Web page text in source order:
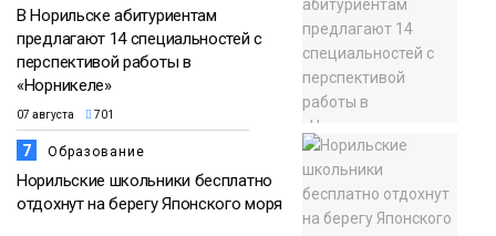
В Норильске абитуриентам
предлагают 14 специальностей с
перспективой работы в
«Норникеле»
07 августа 701
7 Образование
Норильские школьники бесплатно
отдохнут на берегу Японского моря